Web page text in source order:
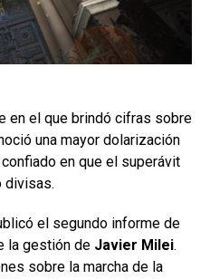
en el que brindó cifras sobre
una mayor dolarización
en que el superávit
divisas.
el segundo informe de
la gestión de Javier Milei.
sobre la marcha de la